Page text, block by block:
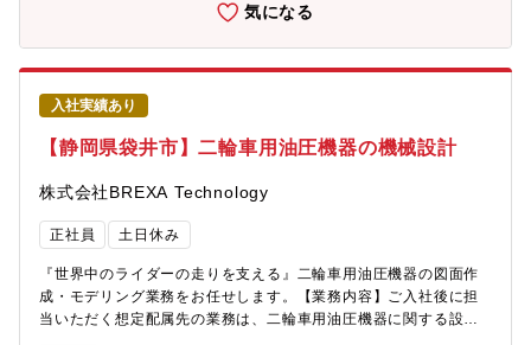
気になる
入社実績あり
【静岡県袋井市】二輪車用油圧機器の機械設計
株式会社BREXA Technology
正社員 土日休み
『世界中のライダーの走りを支える』二輪車用油圧機器の図面作
成・モデリング業務をお任せします。【業務内容】ご入社後に担
当いただく想定配属先の業務は、二輪車用油圧機器に関する設計